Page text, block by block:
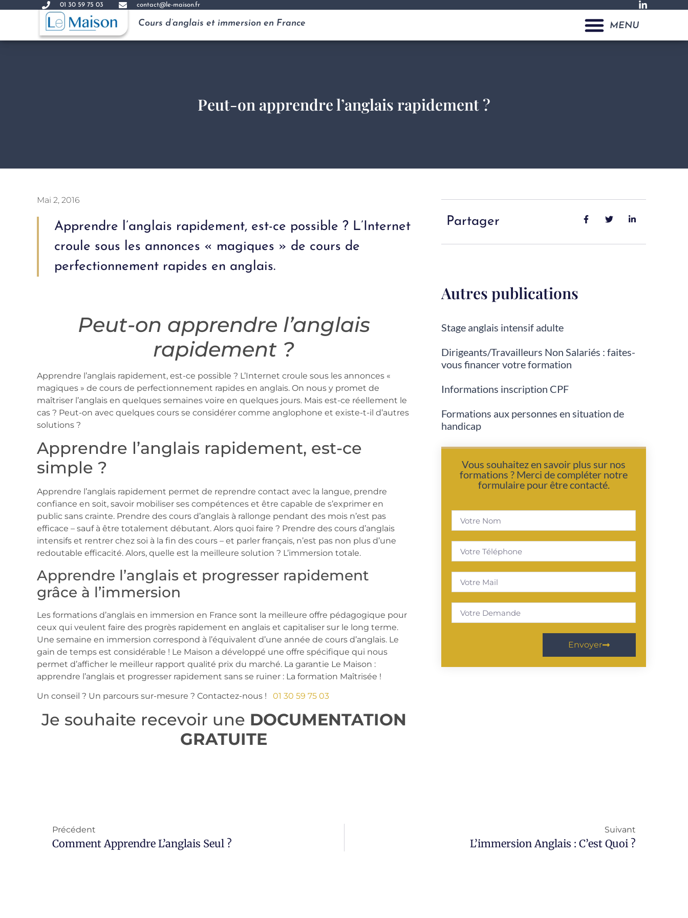
01 30 59 75 03 contact@le-maison.fr
Cours d’anglais et immersion en France MENU
Peut-on apprendre l’anglais rapidement ?
Mai 2, 2016
Apprendre l’anglais rapidement, est-ce possible ? L’Internet
croule sous les annonces « magiques » de cours de
perfectionnement rapides en anglais.
Peut-on apprendre l’anglais
rapidement ?
Apprendre l’anglais rapidement, est-ce possible ? L’Internet croule sous les annonces «
magiques » de cours de perfectionnement rapides en anglais. On nous y promet de
maîtriser l’anglais en quelques semaines voire en quelques jours. Mais est-ce réellement le
cas ? Peut-on avec quelques cours se considérer comme anglophone et existe-t-il d’autres
solutions ?
Apprendre l’anglais rapidement, est-ce
simple ?
Apprendre l’anglais rapidement permet de reprendre contact avec la langue, prendre
confiance en soit, savoir mobiliser ses compétences et être capable de s’exprimer en
public sans crainte. Prendre des cours d’anglais à rallonge pendant des mois n’est pas
efficace – sauf à être totalement débutant. Alors quoi faire ? Prendre des cours d’anglais
intensifs et rentrer chez soi à la fin des cours – et parler français, n’est pas non plus d’une
redoutable efficacité. Alors, quelle est la meilleure solution ? L’immersion totale.
Apprendre l’anglais et progresser rapidement
grâce à l’immersion
Les formations d’anglais en immersion en France sont la meilleure offre pédagogique pour
ceux qui veulent faire des progrès rapidement en anglais et capitaliser sur le long terme.
Une semaine en immersion correspond à l’équivalent d’une année de cours d’anglais. Le
gain de temps est considérable ! Le Maison a développé une offre spécifique qui nous
permet d’afficher le meilleur rapport qualité prix du marché. La garantie Le Maison :
apprendre l’anglais et progresser rapidement sans se ruiner : La formation Maîtrisée !
Un conseil ? Un parcours sur-mesure ? Contactez-nous ! 01 30 59 75 03
Je souhaite recevoir une DOCUMENTATION
GRATUITE
Partager
Autres publications
Stage anglais intensif adulte
Dirigeants/Travailleurs Non Salariés : faites-
vous financer votre formation
Informations inscription CPF
Formations aux personnes en situation de
handicap
Vous souhaitez en savoir plus sur nos
formations ? Merci de compléter notre
formulaire pour être contacté.
Envoyer
Précédent
Comment Apprendre L’anglais Seul ?
Suivant
L’immersion Anglais : C’est Quoi ?